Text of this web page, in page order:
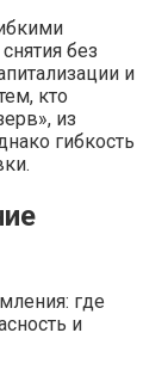
без
и
кто
из
гибкость